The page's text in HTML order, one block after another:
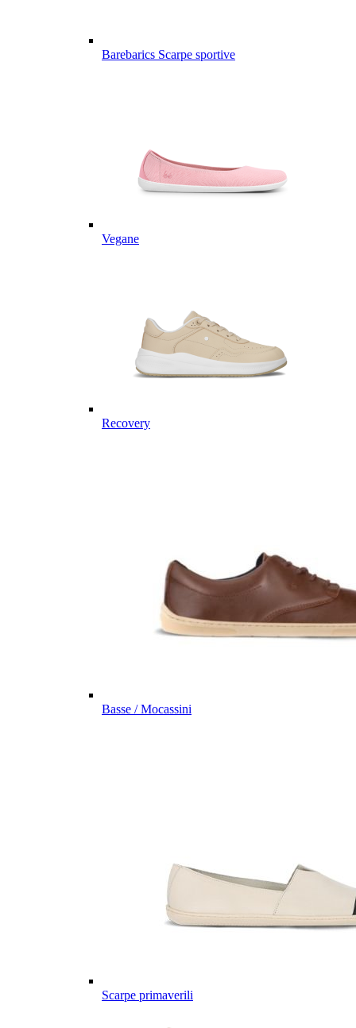
Barebarics Scarpe sportive
Vegane
Recovery
Basse / Mocassini
Scarpe primaverili